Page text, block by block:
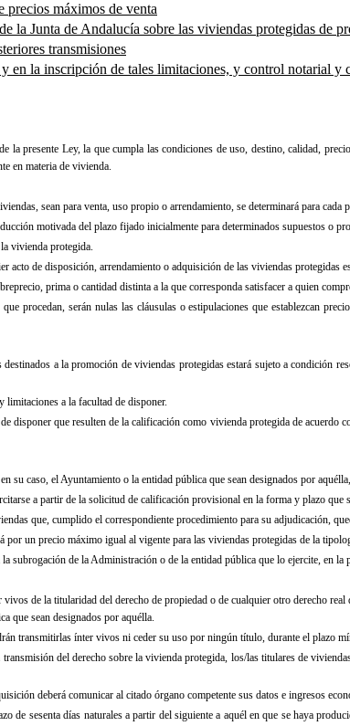
precios máximos de venta
la Junta de Andalucía sobre las viviendas protegidas de
transmisiones
en la inscripción de tales limitaciones, y control notarial
la presente Ley, la que cumpla las condiciones de uso, destino, calidad,
en materia de vivienda.
sean para venta, uso propio o arrendamiento, se determinará para
motivada del plazo fijado inicialmente para determinados supuestos o
vivienda protegida.
acto de disposición, arrendamiento o adquisición de las viviendas
prima o cantidad distinta a la que corresponda satisfacer a quien
procedan, serán nulas las cláusulas o estipulaciones que establezcan
a la promoción de viviendas protegidas estará sujeto a condición
a la facultad de disponer.
disponer que resulten de la calificación como vivienda protegida de
su caso, el Ayuntamiento o la entidad pública que sean designados por
a partir de la solicitud de calificación provisional en la forma y plazo
que, cumplido el correspondiente procedimiento para su adjudicación,
por un precio máximo igual al vigente para las viviendas protegidas de la
subrogación de la Administración o de la entidad pública que lo ejercite, en
de la titularidad del derecho de propiedad o de cualquier otro derecho
que sean designados por aquélla.
transmitirlas ínter vivos ni ceder su uso por ningún título, durante el plazo
del derecho sobre la vivienda protegida, los/las titulares de
deberá comunicar al citado órgano competente sus datos e ingresos
de sesenta días naturales a partir del siguiente a aquél en que se haya